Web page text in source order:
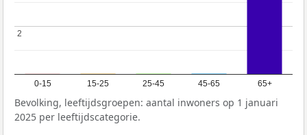
0-15 15-25 25-45 45-65 65+
2
2
Bevolking, leeftijdsgroepen: aantal inwoners op 1 januari
2025 per leeftijdscategorie.